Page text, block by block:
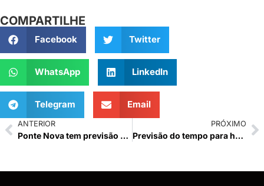
COMPARTILHE
Facebook Twitter
WhatsApp LinkedIn
Telegram Email
ANTERIOR
Ponte Nova tem previsão de possíveis de pancadas de chuva a tarde e a noite
PRÓXIMO
Previsão do tempo para hoje (28)